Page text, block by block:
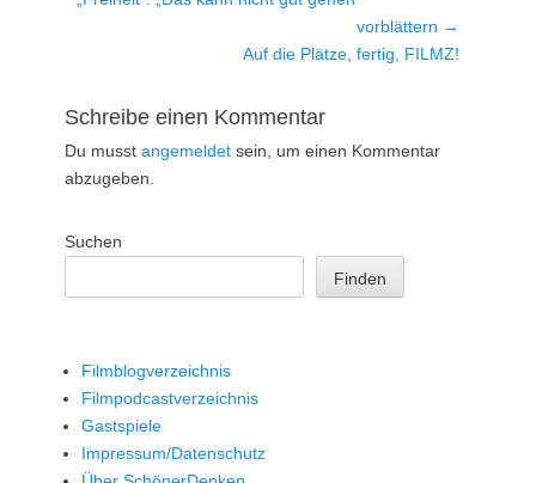
vorblättern →
Auf die Plätze, fertig, FILMZ!
Schreibe einen Kommentar
Du musst angemeldet sein, um einen Kommentar
abzugeben.
Suchen
Finden
Filmblogverzeichnis
Filmpodcastverzeichnis
Gastspiele
Impressum/Datenschutz